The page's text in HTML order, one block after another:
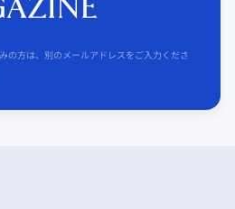
の方は、別のメールアドレスをご入力くださ